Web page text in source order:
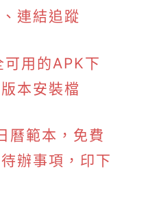
連結追蹤
可用的APK下
本安裝檔
範本，免費
辦事項，印下